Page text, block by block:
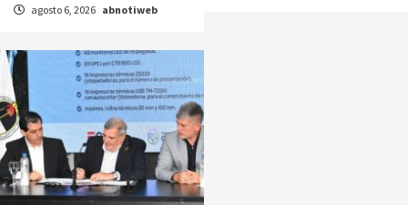
agosto 6, 2026 abnotiweb